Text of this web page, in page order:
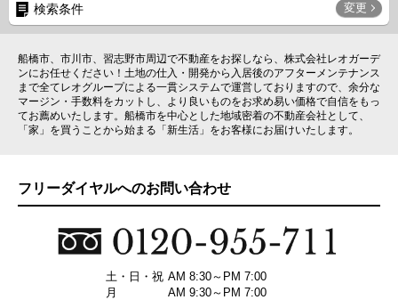
検索条件 変更
船橋市、市川市、習志野市周辺で不動産をお探しなら、株式会社レオガーデ
ンにお任せください！土地の仕入・開発から入居後のアフターメンテナンス
まで全てレオグループによる一貫システムで運営しておりますので、余分な
マージン・手数料をカットし、より良いものをお求め易い価格で自信をもっ
てお薦めいたします。船橋市を中心とした地域密着の不動産会社として、
「家」を買うことから始まる「新生活」をお客様にお届けいたします。
フリーダイヤルへのお問い合わせ
土・日・祝 AM 8:30～PM 7:00
月
AM 9:30～PM 7:00